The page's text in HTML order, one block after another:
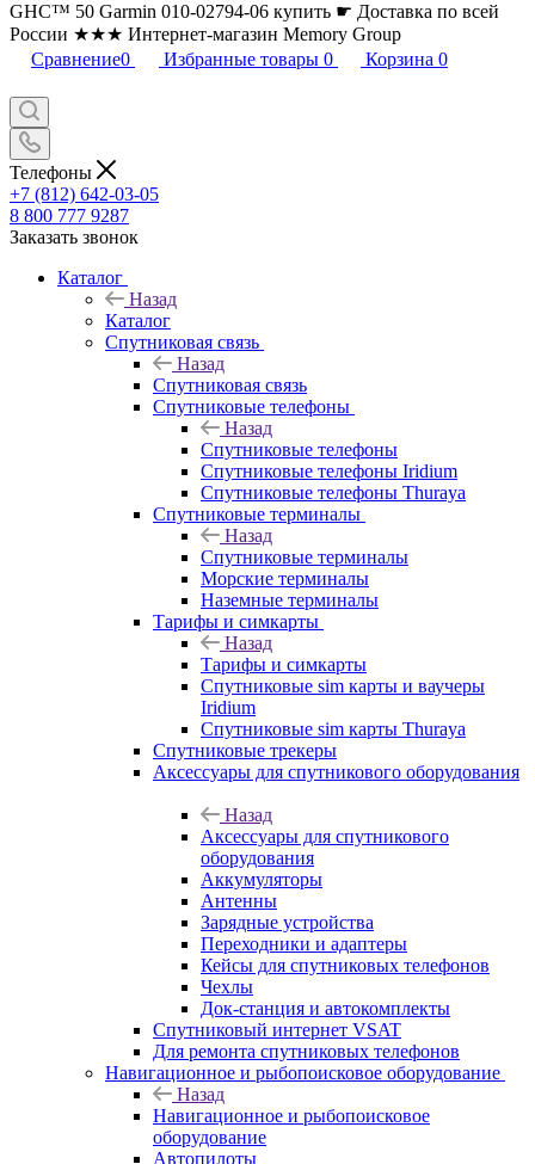
GHC™ 50 Garmin 010-02794-06 купить ☛ Доставка по всей
России ★★★ Интернет-магазин Memory Group
Сравнение0 Избранные товары 0 Корзина 0
Телефоны
+7 (812) 642-03-05
8 800 777 9287
Заказать звонок
Каталог
Назад
Каталог
Спутниковая связь
Назад
Спутниковая связь
Спутниковые телефоны
Назад
Спутниковые телефоны
Спутниковые телефоны Iridium
Спутниковые телефоны Thuraya
Спутниковые терминалы
Назад
Спутниковые терминалы
Морские терминалы
Наземные терминалы
Тарифы и симкарты
Назад
Тарифы и симкарты
Спутниковые sim карты и ваучеры
Iridium
Спутниковые sim карты Thuraya
Спутниковые трекеры
Аксессуары для спутникового оборудования
Назад
Аксессуары для спутникового
оборудования
Аккумуляторы
Антенны
Зарядные устройства
Переходники и адаптеры
Кейсы для спутниковых телефонов
Чехлы
Док-станция и автокомплекты
Спутниковый интернет VSAT
Для ремонта спутниковых телефонов
Навигационное и рыбопоисковое оборудование
Назад
Навигационное и рыбопоисковое
оборудование
Автопилоты